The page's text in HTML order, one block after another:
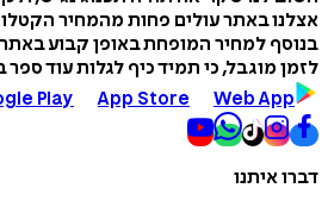
אצלנו באתר עולים פחות מהמחיר
בנוסף למחיר המופחת באופן קבוע
לזמן מוגבל, כי תמיד כיף לגלות עוד
Play
App Store Web App
דברו איתנו